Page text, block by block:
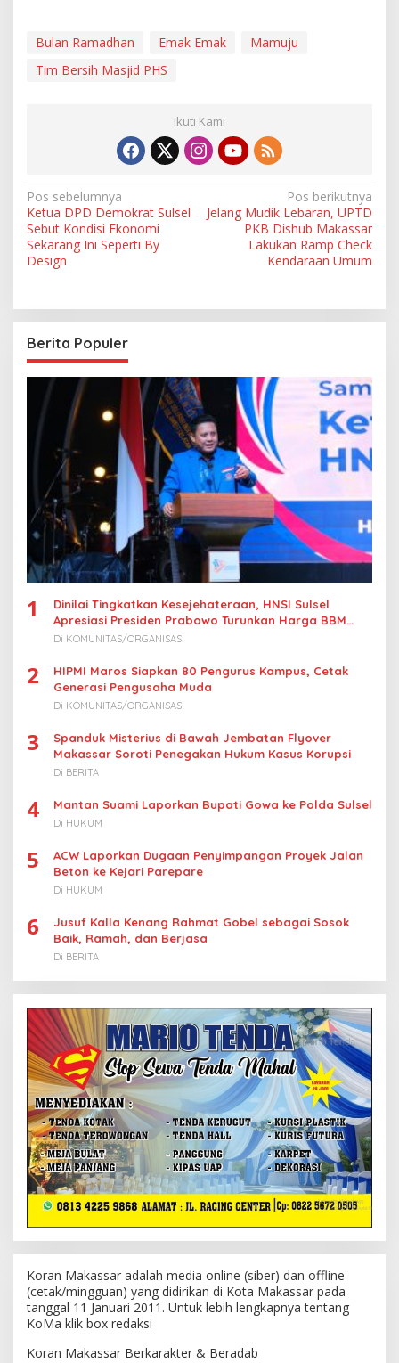
Bulan Ramadhan Emak Emak
Mamuju
Tim Bersih Masjid PHS
Ikuti Kami
N
a
v
a
s
i
o
Pos sebelumnya
Ketua DPD Demokrat Sulsel
Sebut Kondisi Ekonomi
Sekarang Ini Seperti By
Design
Pos berikutnya
Jelang Mudik Lebaran, UPTD
PKB Dishub Makassar
Lakukan Ramp Check
Kendaraan Umum
Berita Populer
1
Dinilai Tingkatkan Kesejehateraan, HNSI Sulsel
Apresiasi Presiden Prabowo Turunkan Harga BBM
Nelayan
Di KOMUNITAS/ORGANISASI
2
HIPMI Maros Siapkan 80 Pengurus Kampus, Cetak
Generasi Pengusaha Muda
Di KOMUNITAS/ORGANISASI
3
Spanduk Misterius di Bawah Jembatan Flyover
Makassar Soroti Penegakan Hukum Kasus Korupsi
Di BERITA
4 Mantan Suami Laporkan Bupati Gowa ke Polda Sulsel
Di HUKUM
5
ACW Laporkan Dugaan Penyimpangan Proyek Jalan
Beton ke Kejari Parepare
Di HUKUM
6
Jusuf Kalla Kenang Rahmat Gobel sebagai Sosok
Baik, Ramah, dan Berjasa
Di BERITA
Koran Makassar adalah media online (siber) dan offline
(cetak/mingguan) yang didirikan di Kota Makassar pada
tanggal 11 Januari 2011. Untuk lebih lengkapnya tentang
KoMa klik box redaksi
Koran Makassar Berkarakter & Beradab